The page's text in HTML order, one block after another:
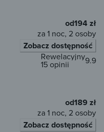
od194 zł
za 1 noc, 2 osoby
Zobacz dostępność
9.9
Rewelacyjny
15 opinii
od189 zł
za 1 noc, 2 osoby
Zobacz dostępność